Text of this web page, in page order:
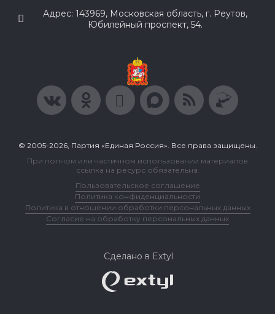
Адрес: 143969, Московская область, г. Реутов,
Юбилейный проспект, 54.
© 2005-2026, Партия «Единая Россия». Все права защищены.
При полном или частичном использовании материалов
ссылка на ресурс обязательна.
Пользовательское соглашение
Политика конфиденциальности
Политика в отношении обработки персональных данных
Согласие на обработку персональных данных
Сделано в Extyl